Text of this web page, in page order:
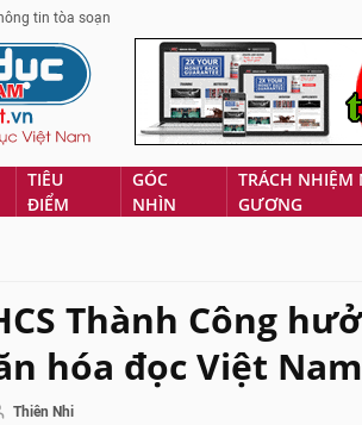
tin tòa soạn
TIÊU
ĐIỂM
GÓC
NHÌN
TRÁCH NHIỆM
GƯƠNG
Thành Công
hóa đọc Việt Nam
Thiên Nhi